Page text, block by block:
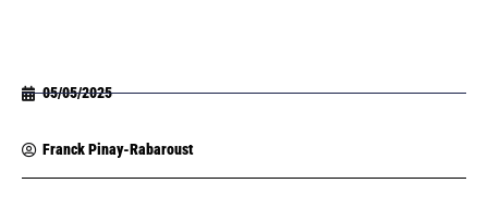
05/05/2025
Franck Pinay-Rabaroust